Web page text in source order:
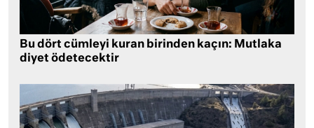
Bu dört cümleyi kuran birinden kaçın: Mutlaka
diyet ödetecektir